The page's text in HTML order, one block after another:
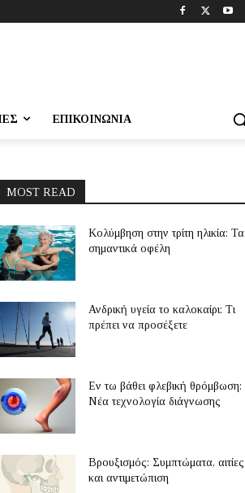
ΕΠΙΚΟΙΝΩΝΊΑ
MOST READ
Κολύμβηση στην τρίτη ηλικία: Τα
σημαντικά οφέλη
Ανδρική υγεία το καλοκαίρι: Τι
πρέπει να προσέξετε
Εν τω βάθει φλεβική θρόμβωση:
Νέα τεχνολογία διάγνωσης
Βρουξισμός: Συμπτώματα, αιτίες
και αντιμετώπιση